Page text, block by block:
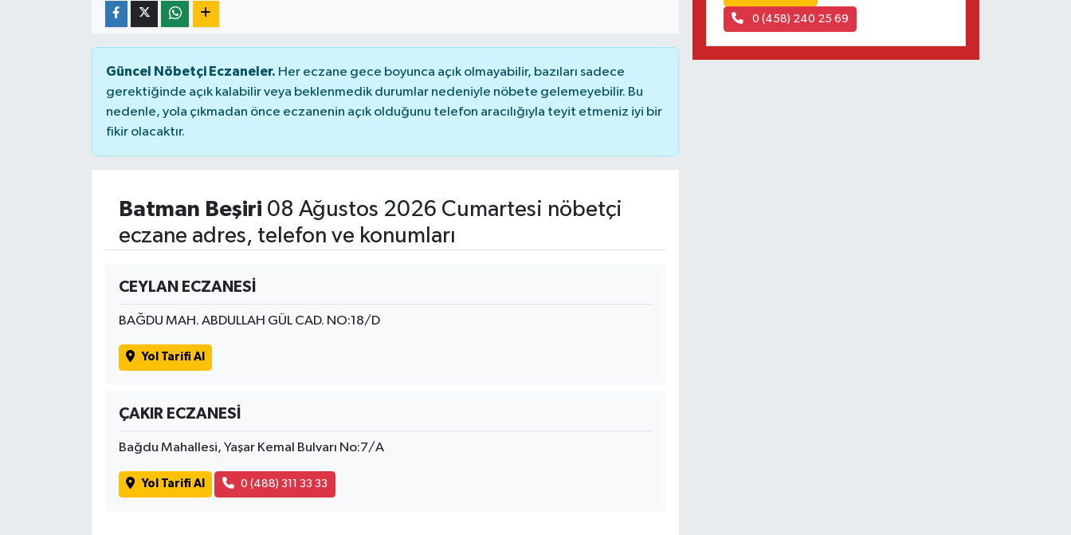
Güncel Nöbetçi Eczaneler. Her eczane gece boyunca açık olmayabilir, bazıları sadece
gerektiğinde açık kalabilir veya beklenmedik durumlar nedeniyle nöbete gelemeyebilir. Bu
nedenle, yola çıkmadan önce eczanenin açık olduğunu telefon aracılığıyla teyit etmeniz iyi bir
fikir olacaktır.
Batman Beşiri 08 Ağustos 2026 Cumartesi nöbetçi
eczane adres, telefon ve konumları
CEYLAN ECZANESİ
BAĞDU MAH. ABDULLAH GÜL CAD. NO:18/D
Yol Tarifi Al
ÇAKIR ECZANESİ
Bağdu Mahallesi, Yaşar Kemal Bulvarı No:7/A
Yol Tarifi Al 0 (488) 311 33 33
0 (458) 240 25 69